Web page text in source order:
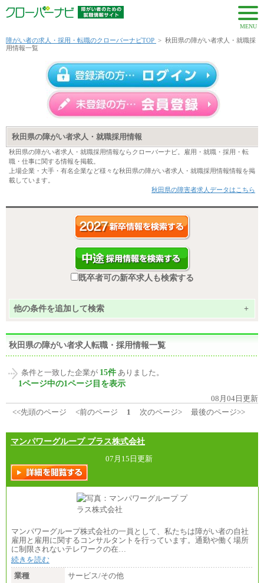
MENU
障がい者の求人・採用・転職のクローバーナビTOP > 秋田県の障がい者求人・就職採
用情報一覧
秋田県の障がい者求人・就職採用情報
秋田県の障がい者求人・就職採用情報ならクローバーナビ。雇用・就職・採用・転
職・仕事に関する情報を掲載。
上場企業・大手・有名企業など様々な秋田県の障がい者求人・就職採用情報情報を掲
載しています。
秋田県の障害者求人データはこちら
既卒者可の新卒求人も検索する
他の条件を追加して検索 +
秋田県の障がい者求人転職・採用情報一覧
条件と一致した企業が 15件 ありました。
1ページ中の1ページ目を表示
08月04日更新
<<先頭のページ
<前のページ 1 次のページ> 最後のページ>>
マンパワーグループ プラス株式会社
07月15日更新
マンパワーグループ株式会社の一員として、私たちは障がい者の自社
雇用と雇用に関するコンサルタントを行っています。通勤や働く場所
に制限されないテレワークの在…
続きを読む
業種
サービス/その他